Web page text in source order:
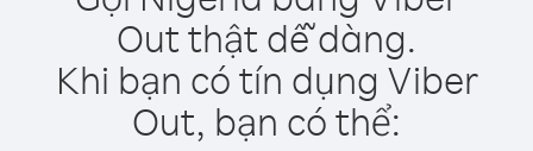
Out thật dễ dàng.
Khi bạn có tín dụng Viber
Out, bạn có thể: